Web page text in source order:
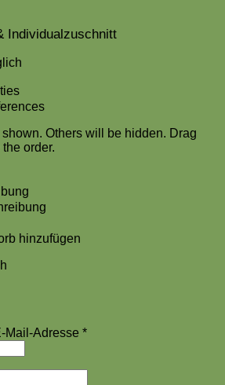
Individualzuschnitt
Others will be hidden. Drag
order.
hinzufügen
Mail-Adresse *Erforderlich